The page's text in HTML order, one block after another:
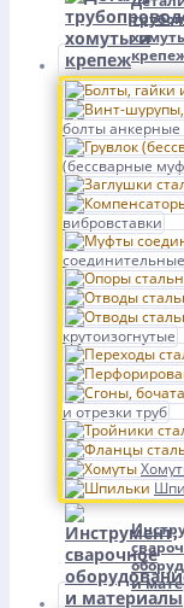
болты
(бессварные
вибровставки
крутоизогнутые
и отрезки труб
и